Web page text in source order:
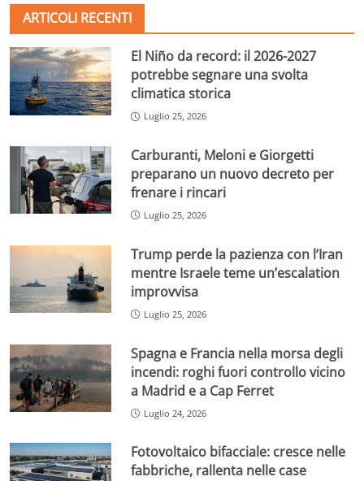
ARTICOLI RECENTI
El Niño da record: il 2026-2027
potrebbe segnare una svolta
climatica storica
Luglio 25, 2026
Carburanti, Meloni e Giorgetti
preparano un nuovo decreto per
frenare i rincari
Luglio 25, 2026
Trump perde la pazienza con l’Iran
mentre Israele teme un’escalation
improvvisa
Luglio 25, 2026
Spagna e Francia nella morsa degli
incendi: roghi fuori controllo vicino
a Madrid e a Cap Ferret
Luglio 24, 2026
Fotovoltaico bifacciale: cresce nelle
fabbriche, rallenta nelle case